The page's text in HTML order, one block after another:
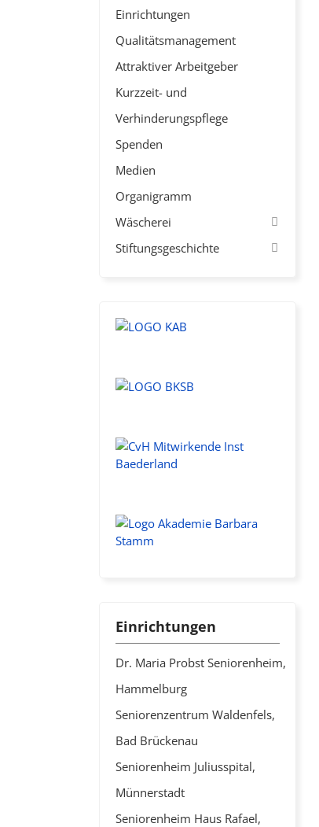
Einrichtungen
Qualitätsmanagement
Attraktiver Arbeitgeber
Kurzzeit- und
Verhinderungspflege
Spenden
Medien
Organigramm
Wäscherei
Stiftungsgeschichte
Einrichtungen
Dr. Maria Probst Seniorenheim,
Hammelburg
Seniorenzentrum Waldenfels,
Bad Brückenau
Seniorenheim Juliusspital,
Münnerstadt
Seniorenheim Haus Rafael,